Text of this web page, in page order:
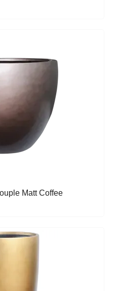
Matt Coffee